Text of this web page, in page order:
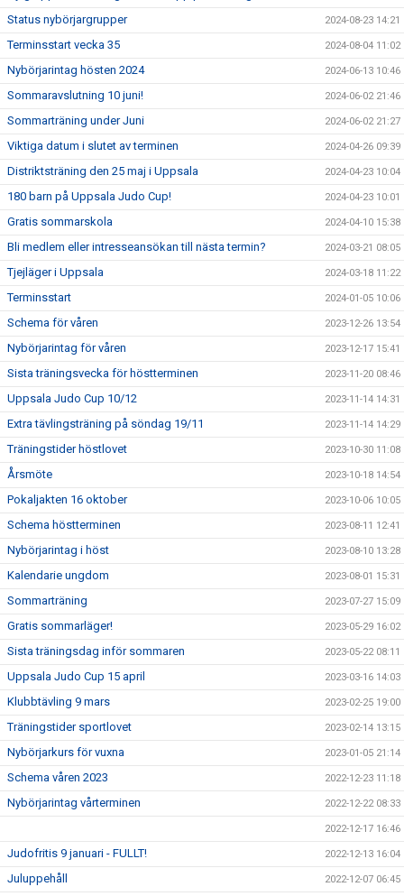
Status nybörjargrupper 2024-08-23 14:21
Terminsstart vecka 35 2024-08-04 11:02
Nybörjarintag hösten 2024 2024-06-13 10:46
Sommaravslutning 10 juni! 2024-06-02 21:46
Sommarträning under Juni 2024-06-02 21:27
Viktiga datum i slutet av terminen 2024-04-26 09:39
Distriktsträning den 25 maj i Uppsala 2024-04-23 10:04
180 barn på Uppsala Judo Cup! 2024-04-23 10:01
Gratis sommarskola 2024-04-10 15:38
Bli medlem eller intresseansökan till nästa termin? 2024-03-21 08:05
Tjejläger i Uppsala 2024-03-18 11:22
Terminsstart 2024-01-05 10:06
Schema för våren 2023-12-26 13:54
Nybörjarintag för våren 2023-12-17 15:41
Sista träningsvecka för höstterminen 2023-11-20 08:46
Uppsala Judo Cup 10/12 2023-11-14 14:31
Extra tävlingsträning på söndag 19/11 2023-11-14 14:29
Träningstider höstlovet 2023-10-30 11:08
Årsmöte 2023-10-18 14:54
Pokaljakten 16 oktober 2023-10-06 10:05
Schema höstterminen 2023-08-11 12:41
Nybörjarintag i höst 2023-08-10 13:28
Kalendarie ungdom 2023-08-01 15:31
Sommarträning 2023-07-27 15:09
Gratis sommarläger! 2023-05-29 16:02
Sista träningsdag inför sommaren 2023-05-22 08:11
Uppsala Judo Cup 15 april 2023-03-16 14:03
Klubbtävling 9 mars 2023-02-25 19:00
Träningstider sportlovet 2023-02-14 13:15
Nybörjarkurs för vuxna 2023-01-05 21:14
Schema våren 2023 2022-12-23 11:18
Nybörjarintag vårterminen 2022-12-22 08:33
2022-12-17 16:46
Judofritis 9 januari - FULLT! 2022-12-13 16:04
Juluppehåll 2022-12-07 06:45